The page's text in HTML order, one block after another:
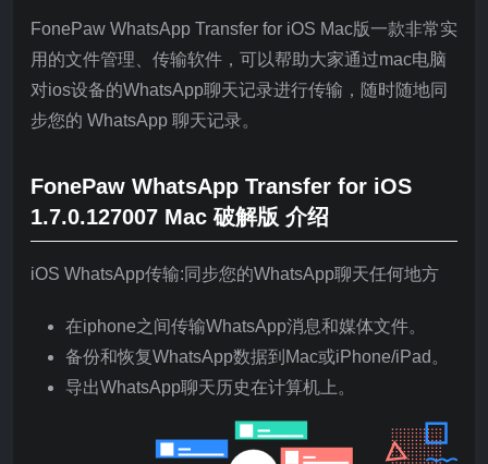
FonePaw WhatsApp Transfer for iOS Mac版一款非常实
用的文件管理、传输软件，可以帮助大家通过mac电脑
对ios设备的WhatsApp聊天记录进行传输，随时随地同
步您的 WhatsApp 聊天记录。
FonePaw WhatsApp Transfer for iOS
1.7.0.127007 Mac 破解版 介绍
iOS WhatsApp传输:同步您的WhatsApp聊天任何地方
在iphone之间传输WhatsApp消息和媒体文件。
备份和恢复WhatsApp数据到Mac或iPhone/iPad。
导出WhatsApp聊天历史在计算机上。